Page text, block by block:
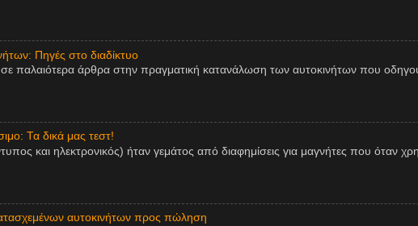
Πηγές στο διαδίκτυο
παλαιότερα άρθρα στην πραγματική κατανάλωση των αυτοκινήτων που
Τα δικά μας τεστ!
και ηλεκτρονικός) ήταν γεμάτος από διαφημίσεις για μαγνήτες που όταν
αυτοκινήτων προς πώληση